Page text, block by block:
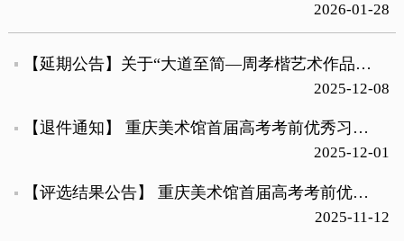
2026-01-28
【延期公告】关于“大道至简—周孝楷艺术作品展”延长展出期限的公告
2025-12-08
【退件通知】 重庆美术馆首届高考考前优秀习作征集展作品退件通知
2025-12-01
【评选结果公告】 重庆美术馆首届高考考前优秀习作征集展评选结果公告
2025-11-12